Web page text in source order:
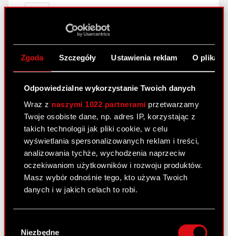
Zgoda Szczegóły Ustawienia reklam O
Odpowiedzialne wykorzystanie Twoich danych
Wraz z naszymi 1022 partnerami przetwarzamy
Twoje osobiste dane, np. adres IP, korzystając z
takich technologii jak pliki cookie, w celu
wyświetlania spersonalizowanych reklam i treści,
analizowania tychże, wychodzenia naprzeciw
oczekiwaniom użytkowników i rozwoju produktów.
Masz wybór odnośnie tego, kto używa Twoich
danych i w jakich celach to robi.
Gromadzić dane dotyczące Twojej
zgody
Niezbędne
Raport bieżący nr 14/2025
5 września 2025
Temat: Rozpoczęcie skupu akcji własnych Spółki
Podstawa prawna: Art. 5 ust. 1 lit. a)
Rozporządzenia Parlamentu Europejskiego i Rady
(UE) nr 596/2014 z dnia 16 kwietnia 2014 r. w
sprawie nadużyć na rynku (MAR) w…Czytaj dalej
PDF ESPI - RB 14/2025
Raport bieżący nr 13/2025